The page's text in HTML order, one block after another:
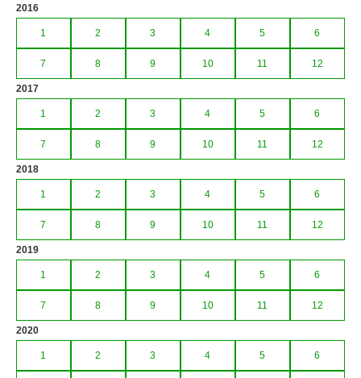
2016
1 2 3 4 5 6
7 8 9 10 11 12
2017
1 2 3 4 5 6
7 8 9 10 11 12
2018
1 2 3 4 5 6
7 8 9 10 11 12
2019
1 2 3 4 5 6
7 8 9 10 11 12
2020
1 2 3 4 5 6